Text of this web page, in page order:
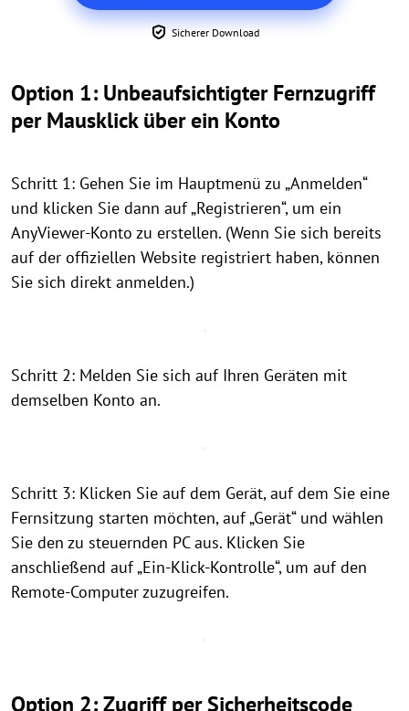
Sicherer Download
Option 1: Unbeaufsichtigter Fernzugriff
per Mausklick über ein Konto
Schritt 1: Gehen Sie im Hauptmenü zu „Anmelden“
und klicken Sie dann auf „Registrieren“, um ein
AnyViewer-Konto zu erstellen. (Wenn Sie sich bereits
auf der offiziellen Website registriert haben, können
Sie sich direkt anmelden.)
Schritt 2: Melden Sie sich auf Ihren Geräten mit
demselben Konto an.
Schritt 3: Klicken Sie auf dem Gerät, auf dem Sie eine
Fernsitzung starten möchten, auf „Gerät“ und wählen
Sie den zu steuernden PC aus. Klicken Sie
anschließend auf „Ein-Klick-Kontrolle“, um auf den
Remote-Computer zuzugreifen.
Option 2: Zugriff per Sicherheitscode